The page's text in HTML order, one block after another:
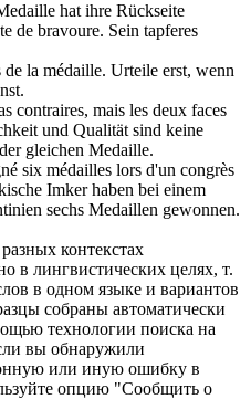
hat ihre Rückseite
de bravoure. Sein tapferes
de la médaille. Urteile erst, wenn
contraires, mais les deux faces
und Qualität sind keine
gleichen Medaille.
six médailles lors d'un congrès
Imker haben bei einem
sechs Medaillen gewonnen.
контекстах
в лингвистических целях, т.
в одном языке и вариантов
собраны автоматически
технологии поиска на
вы обнаружили
или иную ошибку в
опцию "Сообщить о